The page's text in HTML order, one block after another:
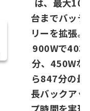
台までバッテ
リーを拡張。
900Wで403
分、450Wな
ら847分の最
長バックアッ
プ時間を実現